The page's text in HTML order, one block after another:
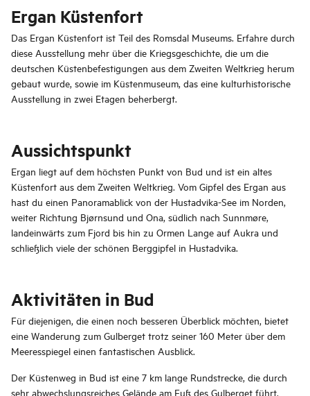
Ergan Küstenfort
Das Ergan Küstenfort ist Teil des Romsdal Museums. Erfahre durch
diese Ausstellung mehr über die Kriegsgeschichte, die um die
deutschen Küstenbefestigungen aus dem Zweiten Weltkrieg herum
gebaut wurde, sowie im Küstenmuseum, das eine kulturhistorische
Ausstellung in zwei Etagen beherbergt.
Aussichtspunkt
Ergan liegt auf dem höchsten Punkt von Bud und ist ein altes
Küstenfort aus dem Zweiten Weltkrieg. Vom Gipfel des Ergan aus
hast du einen Panoramablick von der Hustadvika-See im Norden,
weiter Richtung Bjørnsund und Ona, südlich nach Sunnmøre,
landeinwärts zum Fjord bis hin zu Ormen Lange auf Aukra und
schließlich viele der schönen Berggipfel in Hustadvika.
Aktivitäten in Bud
Für diejenigen, die einen noch besseren Überblick möchten, bietet
eine Wanderung zum Gulberget trotz seiner 160 Meter über dem
Meeresspiegel einen fantastischen Ausblick.
Der Küstenweg in Bud ist eine 7 km lange Rundstrecke, die durch
sehr abwechslungsreiches Gelände am Fuß des Gulberget führt,